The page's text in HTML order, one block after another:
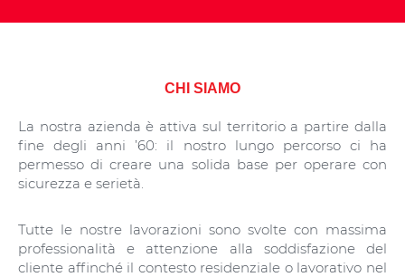
CHI SIAMO
La nostra azienda è attiva sul territorio a partire dalla
fine degli anni ’60: il nostro lungo percorso ci ha
permesso di creare una solida base per operare con
sicurezza e serietà.
Tutte le nostre lavorazioni sono svolte con massima
professionalità e attenzione alla soddisfazione del
cliente affinché il contesto residenziale o lavorativo nel